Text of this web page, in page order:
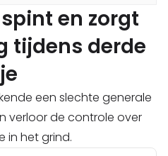
en zorgt
tijdens derde
een slechte generale
verloor de controle over
in het grind.